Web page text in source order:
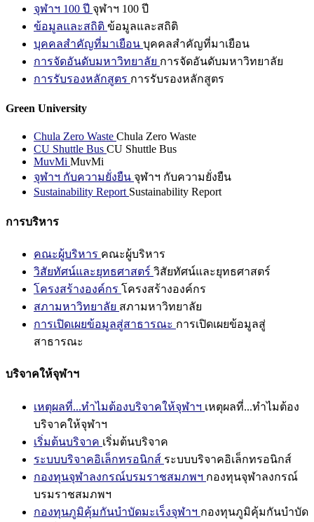
จุฬาฯ 100 ปี จุฬาฯ 100 ปี
ข้อมูลและสถิติ ข้อมูลและสถิติ
บุคคลสำคัญที่มาเยือน บุคคลสำคัญที่มาเยือน
การจัดอันดับมหาวิทยาลัย การจัดอันดับมหาวิทยาลัย
การรับรองหลักสูตร การรับรองหลักสูตร
Green University
Chula Zero Waste Chula Zero Waste
CU Shuttle Bus CU Shuttle Bus
MuvMi MuvMi
จุฬาฯ กับความยั่งยืน จุฬาฯ กับความยั่งยืน
Sustainability Report Sustainability Report
การบริหาร
คณะผู้บริหาร คณะผู้บริหาร
วิสัยทัศน์และยุทธศาสตร์ วิสัยทัศน์และยุทธศาสตร์
โครงสร้างองค์กร โครงสร้างองค์กร
สภามหาวิทยาลัย สภามหาวิทยาลัย
การเปิดเผยข้อมูลสู่สาธารณะ การเปิดเผยข้อมูลสู่
สาธารณะ
บริจาคให้จุฬาฯ
เหตุผลที่...ทำไมต้องบริจาคให้จุฬาฯ เหตุผลที่...ทำไมต้อง
บริจาคให้จุฬาฯ
เริ่มต้นบริจาค เริ่มต้นบริจาค
ระบบบริจาคอิเล็กทรอนิกส์ ระบบบริจาคอิเล็กทรอนิกส์
กองทุนจุฬาลงกรณ์บรมราชสมภพฯ กองทุนจุฬาลงกรณ์
บรมราชสมภพฯ
กองทุนภูมิคุ้มกันบำบัดมะเร็งจุฬาฯ กองทุนภูมิคุ้มกันบำบัด